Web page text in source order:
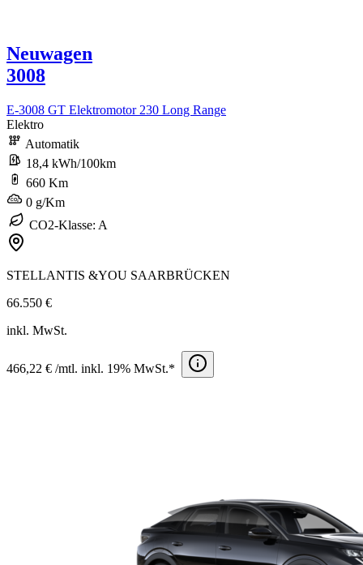
Neuwagen
3008
E-3008 GT Elektromotor 230 Long Range
Elektro
Automatik
18,4 kWh/100km
660 Km
0 g/Km
CO2-Klasse: A
STELLANTIS &YOU SAARBRÜCKEN
66.550 €
inkl. MwSt.
466,22 € /mtl. inkl. 19% MwSt.*